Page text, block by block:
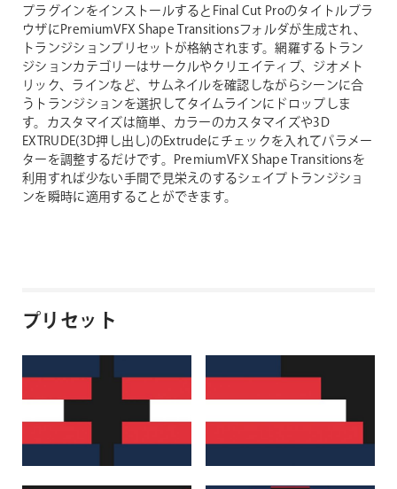
プラグインをインストールするとFinal Cut Proのタイトルブラ
ウザにPremiumVFX Shape Transitionsフォルダが生成され、
トランジションプリセットが格納されます。網羅するトラン
ジションカテゴリーはサークルやクリエイティブ、ジオメト
リック、ラインなど、サムネイルを確認しながらシーンに合
うトランジションを選択してタイムラインにドロップしま
す。カスタマイズは簡単、カラーのカスタマイズや3D
EXTRUDE(3D押し出し)のExtrudeにチェックを入れてパラメー
ターを調整するだけです。PremiumVFX Shape Transitionsを
利用すれば少ない手間で見栄えのするシェイプトランジショ
ンを瞬時に適用することができます。
プリセット